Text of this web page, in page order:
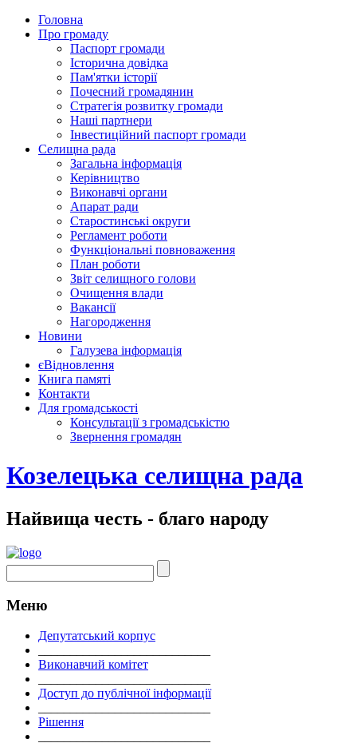
Головна
Про громаду
Паспорт громади
Історична довідка
Пам'ятки історії
Почесний громадянин
Стратегія розвитку громади
Наші партнери
Інвестиційний паспорт громади
Селищна рада
Загальна інформація
Керівництво
Виконавчі органи
Апарат ради
Старостинські округи
Регламент роботи
Функціональні повноваження
План роботи
Звіт селищного голови
Очищення влади
Вакансії
Нагородження
Новини
Галузева інформація
єВідновлення
Книга памяті
Контакти
Для громадськості
Консультації з громадськістю
Звернення громадян
Козелецька селищна рада
Найвища честь - благо народу
Меню
Депутатський корпус
Виконавчий комітет
Доступ до публічної інформації
Рішення